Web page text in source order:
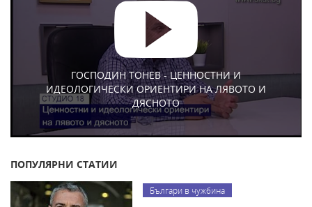
ГОСПОДИН ТОНЕВ - ЦЕННОСТНИ И
ИДЕОЛОГИЧЕСКИ ОРИЕНТИРИ НА ЛЯВОТО И
ДЯСНОТО
ПОПУЛЯРНИ СТАТИИ
Българи в чужбина